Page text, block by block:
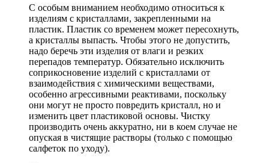
С особым вниманием необходимо относиться к
изделиям с кристаллами, закрепленными на
пластик. Пластик со временем может пересохнуть,
а кристаллы выпасть. Чтобы этого не допустить,
надо беречь эти изделия от влаги и резких
перепадов температур. Обязательно исключить
соприкосновение изделий с кристаллами от
взаимодействия с химическими веществами,
особенно агрессивными реактивами, поскольку
они могут не просто повредить кристалл, но и
изменить цвет пластиковой основы. Чистку
производить очень аккуратно, ни в коем случае не
опуская в чистящие растворы (только с помощью
салфеток по уходу).